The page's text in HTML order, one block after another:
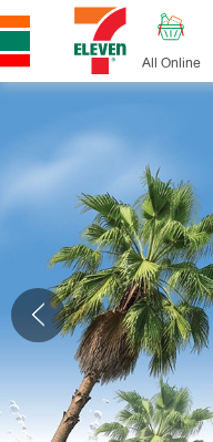
All Online